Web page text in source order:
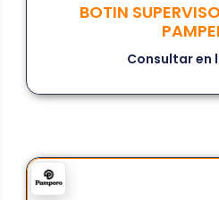
BOTIN
Consultar en